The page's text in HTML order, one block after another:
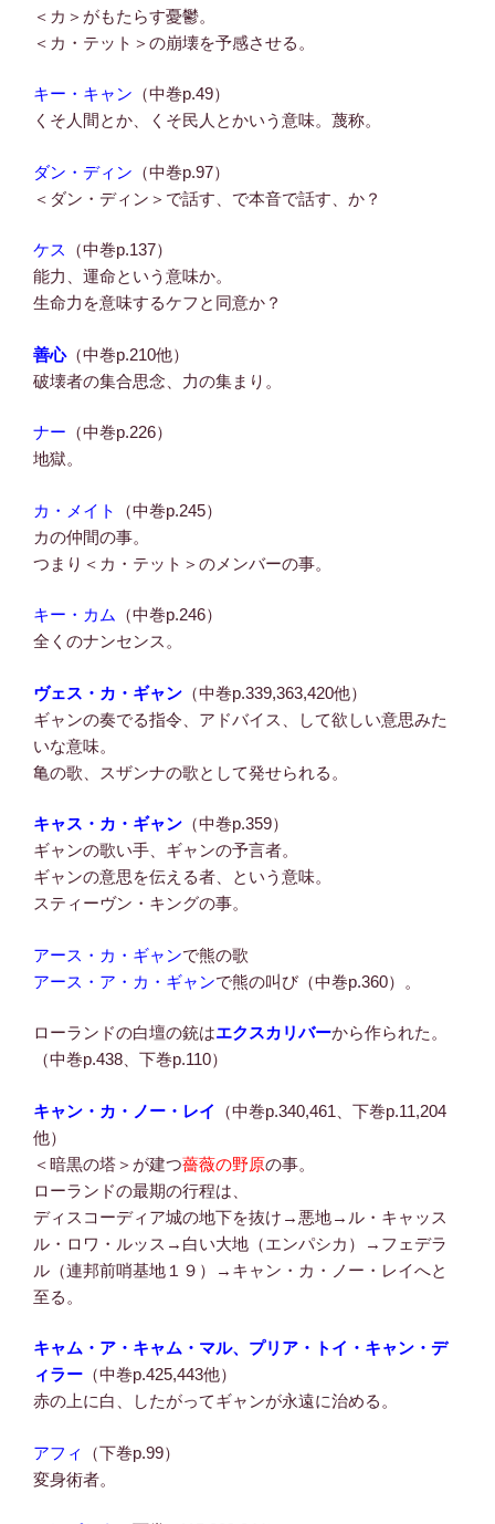
＜カ＞がもたらす憂鬱。
＜カ・テット＞の崩壊を予感させる。
キー・キャン （中巻p.49）
くそ人間とか、くそ民人とかいう意味。蔑称。
ダン・ディン （中巻p.97）
＜ダン・ディン＞で話す、で本音で話す、か？
ケス
（中巻p.137）
能力、運命という意味か。
生命力を意味するケフと同意か？
善心（中巻p.210他）
破壊者の集合思念、力の集まり。
ナー （中巻p.226）
地獄。
カ・メイト
（中巻p.245）
カの仲間の事。
つまり＜カ・テット＞のメンバーの事。
キー・カム
（中巻p.246）
全くのナンセンス。
ヴェス・カ・ギャン （中巻p.339,363,420他）
ギャンの奏でる指令、アドバイス、して欲しい意思みた
いな意味。
亀の歌、スザンナの歌として発せられる。
キャス・カ・ギャン （中巻p.359）
ギャンの歌い手、ギャンの予言者。
ギャンの意思を伝える者、という意味。
スティーヴン・キングの事。
アース・カ・ギャンで熊の歌
アース・ア・カ・ギャンで熊の叫び（中巻p.360）。
ローランドの白壇の銃はエクスカリバーから作られた。
（中巻p.438、下巻p.110）
キャン・カ・ノー・レイ
（中巻p.340,461、下巻p.11,204
他）
＜暗黒の塔＞が建つ薔薇の野原の事。
ローランドの最期の行程は、
ディスコーディア城の地下を抜け→悪地→ル・キャッス
ル・ロワ・ルッス→白い大地（エンパシカ）→フェデラ
ル（連邦前哨基地１９）→キャン・カ・ノー・レイへと
至る。
キャム・ア・キャム・マル、プリア・トイ・キャン・デ
ィラー （中巻p.425,443他）
赤の上に白、したがってギャンが永遠に治める。
アフィ
（下巻p.99）
変身術者。